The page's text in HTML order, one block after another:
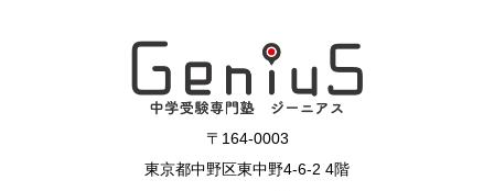
〒164-0003
東京都中野区東中野4-6-2 4階